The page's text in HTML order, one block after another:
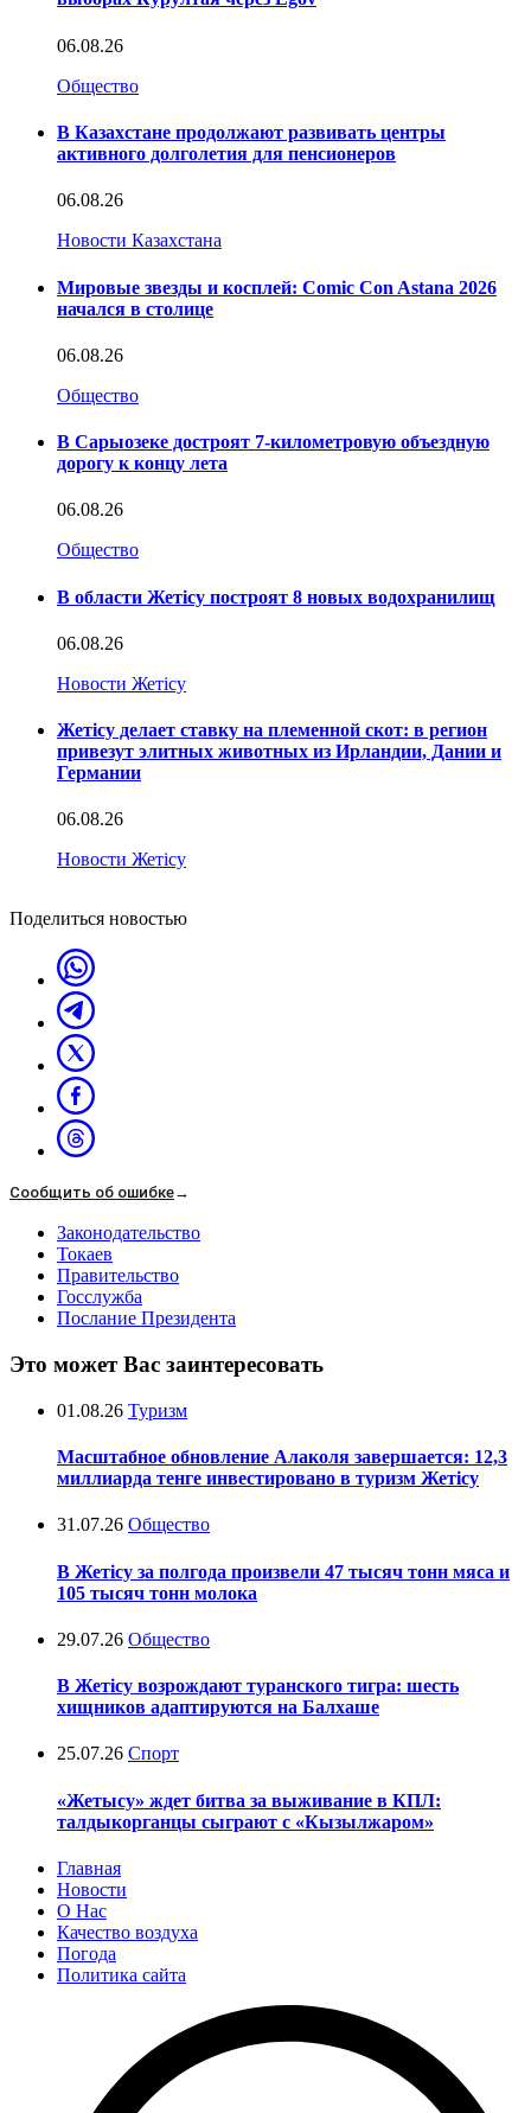
06.08.26
Общество
В Казахстане продолжают развивать центры
активного долголетия для пенсионеров
06.08.26
Новости Казахстана
Мировые звезды и косплей: Comic Con Astana 2026
начался в столице
06.08.26
Общество
В Сарыозеке достроят 7-километровую объездную
дорогу к концу лета
06.08.26
Общество
В области Жетісу построят 8 новых водохранилищ
06.08.26
Новости Жетісу
Жетісу делает ставку на племенной скот: в регион
привезут элитных животных из Ирландии, Дании и
Германии
06.08.26
Новости Жетісу
Поделиться новостью
Сообщить об ошибке→
Законодательство
Токаев
Правительство
Госслужба
Послание Президента
Это может Вас заинтересовать
01.08.26 Туризм
Масштабное обновление Алаколя завершается: 12,3
миллиарда тенге инвестировано в туризм Жетісу
31.07.26 Общество
В Жетісу за полгода произвели 47 тысяч тонн мяса и
105 тысяч тонн молока
29.07.26 Общество
В Жетісу возрождают туранского тигра: шесть
хищников адаптируются на Балхаше
25.07.26 Спорт
«Жетысу» ждет битва за выживание в КПЛ:
талдыкорганцы сыграют с «Кызылжаром»
Главная
Новости
О Нас
Качество воздуха
Погода
Политика сайта